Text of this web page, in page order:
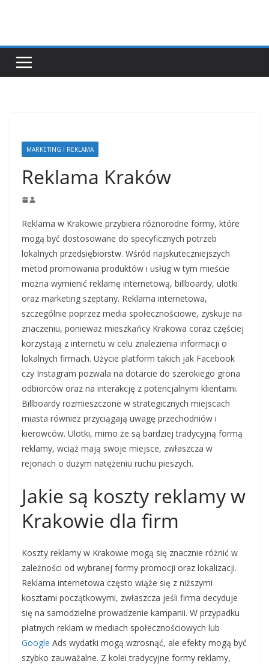
MARKETING I REKLAMA
Reklama Kraków
Reklama w Krakowie przybiera różnorodne formy, które
mogą być dostosowane do specyficznych potrzeb
lokalnych przedsiębiorstw. Wśród najskuteczniejszych
metod promowania produktów i usług w tym mieście
można wymienić reklamę internetową, billboardy, ulotki
oraz marketing szeptany. Reklama internetowa,
szczególnie poprzez media społecznościowe, zyskuje na
znaczeniu, ponieważ mieszkańcy Krakowa coraz częściej
korzystają z internetu w celu znalezienia informacji o
lokalnych firmach. Użycie platform takich jak Facebook
czy Instagram pozwala na dotarcie do szerokiego grona
odbiorców oraz na interakcję z potencjalnymi klientami.
Billboardy rozmieszczone w strategicznych miejscach
miasta również przyciągają uwagę przechodniów i
kierowców. Ulotki, mimo że są bardziej tradycyjną formą
reklamy, wciąż mają swoje miejsce, zwłaszcza w
rejonach o dużym natężeniu ruchu pieszych.
Jakie są koszty reklamy w
Krakowie dla firm
Koszty reklamy w Krakowie mogą się znacznie różnić w
zależności od wybranej formy promocji oraz lokalizacji.
Reklama internetowa często wiąże się z niższymi
kosztami początkowymi, zwłaszcza jeśli firma decyduje
się na samodzielne prowadzenie kampanii. W przypadku
płatnych reklam w mediach społecznościowych lub
Google Ads wydatki mogą wzrosnąć, ale efekty mogą być
szybko zauważalne. Z kolei tradycyjne formy reklamy,